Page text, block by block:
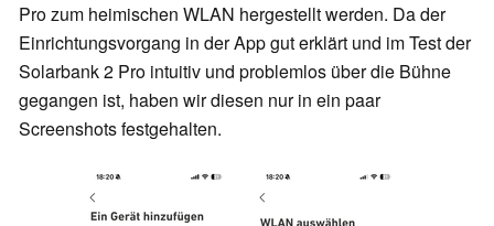
Pro zum heimischen WLAN hergestellt werden. Da der
Einrichtungsvorgang in der App gut erklärt und im Test der
Solarbank 2 Pro intuitiv und problemlos über die Bühne
gegangen ist, haben wir diesen nur in ein paar
Screenshots festgehalten.